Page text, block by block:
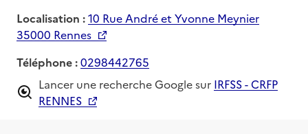
Localisation :10 Rue André et Yvonne Meynier
35000 Rennes
Téléphone :0298442765
Lancer une recherche Google sur IRFSS - CRFP
RENNES